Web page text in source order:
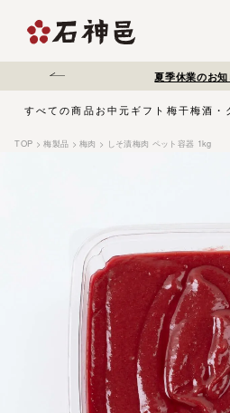
延について 夏季休業のお
すべての商品 お中元 ギフト 梅干梅酒・
TOP 梅製品 梅肉 しそ漬梅肉 ペット容器 1kg